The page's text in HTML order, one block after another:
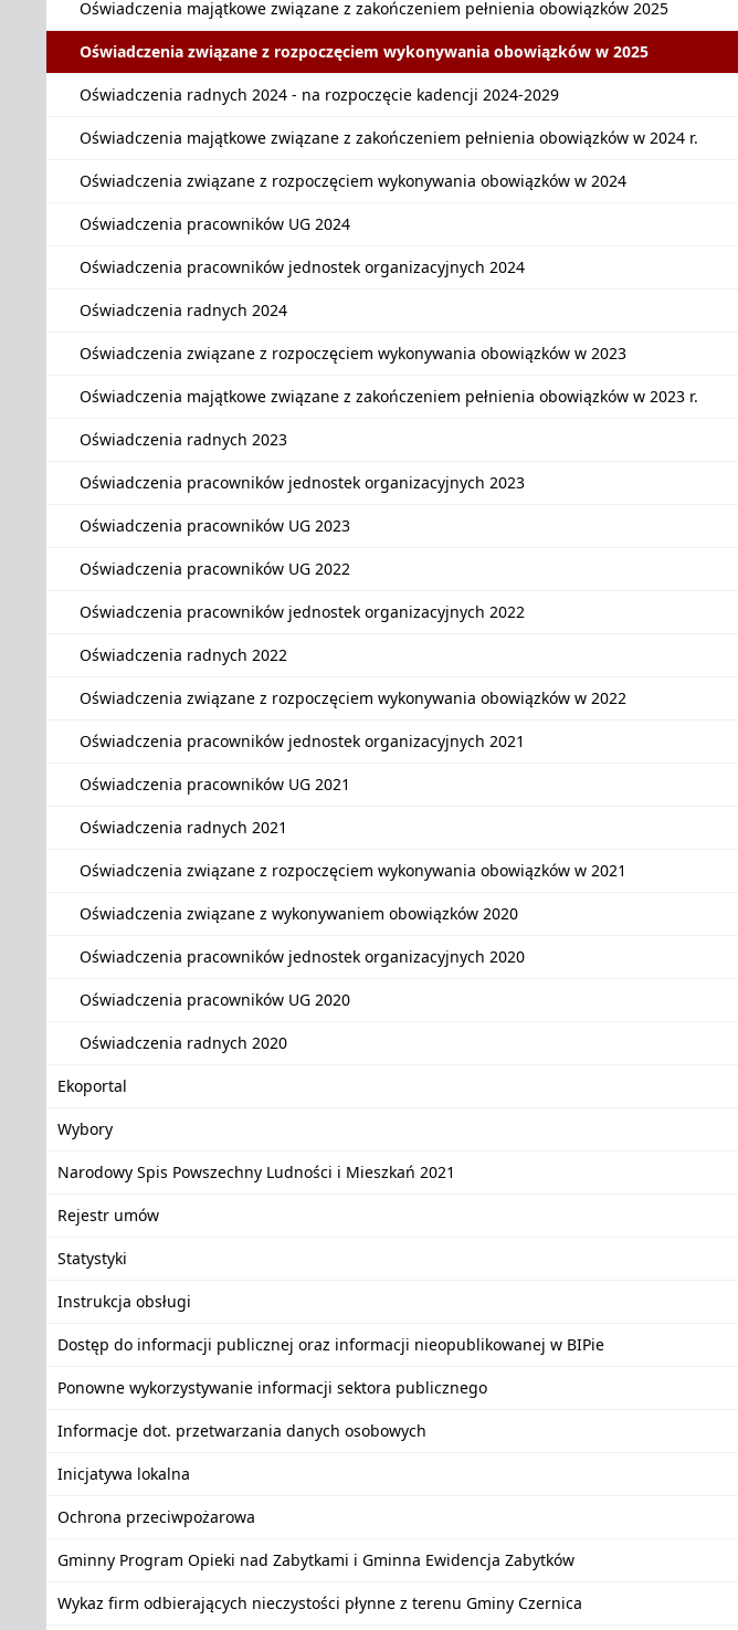
Oświadczenia majątkowe związane z zakończeniem pełnienia obowiązków 2025
Oświadczenia związane z rozpoczęciem wykonywania obowiązków w 2025
Oświadczenia radnych 2024 - na rozpoczęcie kadencji 2024-2029
Oświadczenia majątkowe związane z zakończeniem pełnienia obowiązków w 2024 r.
Oświadczenia związane z rozpoczęciem wykonywania obowiązków w 2024
Oświadczenia pracowników UG 2024
Oświadczenia pracowników jednostek organizacyjnych 2024
Oświadczenia radnych 2024
Oświadczenia związane z rozpoczęciem wykonywania obowiązków w 2023
Oświadczenia majątkowe związane z zakończeniem pełnienia obowiązków w 2023 r.
Oświadczenia radnych 2023
Oświadczenia pracowników jednostek organizacyjnych 2023
Oświadczenia pracowników UG 2023
Oświadczenia pracowników UG 2022
Oświadczenia pracowników jednostek organizacyjnych 2022
Oświadczenia radnych 2022
Oświadczenia związane z rozpoczęciem wykonywania obowiązków w 2022
Oświadczenia pracowników jednostek organizacyjnych 2021
Oświadczenia pracowników UG 2021
Oświadczenia radnych 2021
Oświadczenia związane z rozpoczęciem wykonywania obowiązków w 2021
Oświadczenia związane z wykonywaniem obowiązków 2020
Oświadczenia pracowników jednostek organizacyjnych 2020
Oświadczenia pracowników UG 2020
Oświadczenia radnych 2020
Ekoportal
Wybory
Narodowy Spis Powszechny Ludności i Mieszkań 2021
Rejestr umów
Statystyki
Instrukcja obsługi
Dostęp do informacji publicznej oraz informacji nieopublikowanej w BIPie
Ponowne wykorzystywanie informacji sektora publicznego
Informacje dot. przetwarzania danych osobowych
Inicjatywa lokalna
Ochrona przeciwpożarowa
Gminny Program Opieki nad Zabytkami i Gminna Ewidencja Zabytków
Wykaz firm odbierających nieczystości płynne z terenu Gminy Czernica